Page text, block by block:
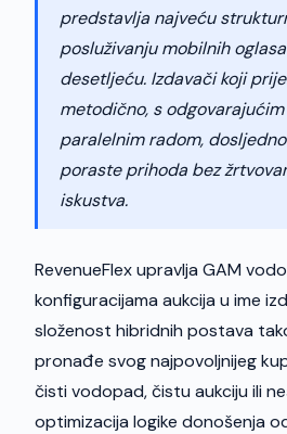
predstavlja najveću
posluživanju mobilnih
desetljeću. Izdavači koji
metodično, s
paralelnim radom,
poraste prihoda bez
iskustva.
RevenueFlex upravlja GAM
konfiguracijama aukcija u ime
složenost hibridnih postava
pronađe svog najpovoljnijeg
čisti vodopad, čistu aukciju ili
optimizacija logike donošenja